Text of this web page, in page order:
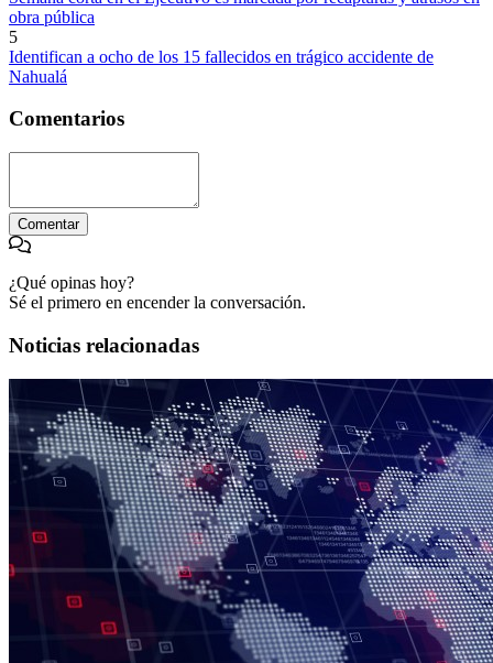
obra pública
5
Identifican a ocho de los 15 fallecidos en trágico accidente de
Nahualá
Comentarios
Comentar
¿Qué opinas hoy?
Sé el primero en encender la conversación.
Noticias relacionadas